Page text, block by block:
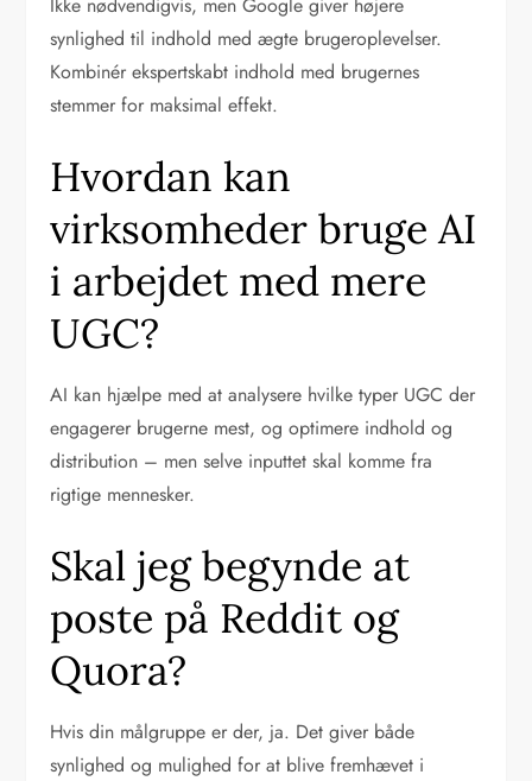
Ikke nødvendigvis, men Google giver højere
synlighed til indhold med ægte brugeroplevelser.
Kombinér ekspertskabt indhold med brugernes
stemmer for maksimal effekt.
Hvordan kan
virksomheder bruge AI
i arbejdet med mere
UGC?
AI kan hjælpe med at analysere hvilke typer UGC der
engagerer brugerne mest, og optimere indhold og
distribution – men selve inputtet skal komme fra
rigtige mennesker.
Skal jeg begynde at
poste på Reddit og
Quora?
Hvis din målgruppe er der, ja. Det giver både
synlighed og mulighed for at blive fremhævet i